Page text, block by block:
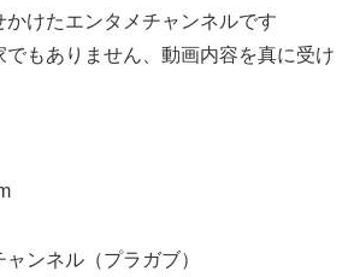
かけたエンタメチャンネルです
でもありません、動画内容を真に受け
ンネル（プラガブ）